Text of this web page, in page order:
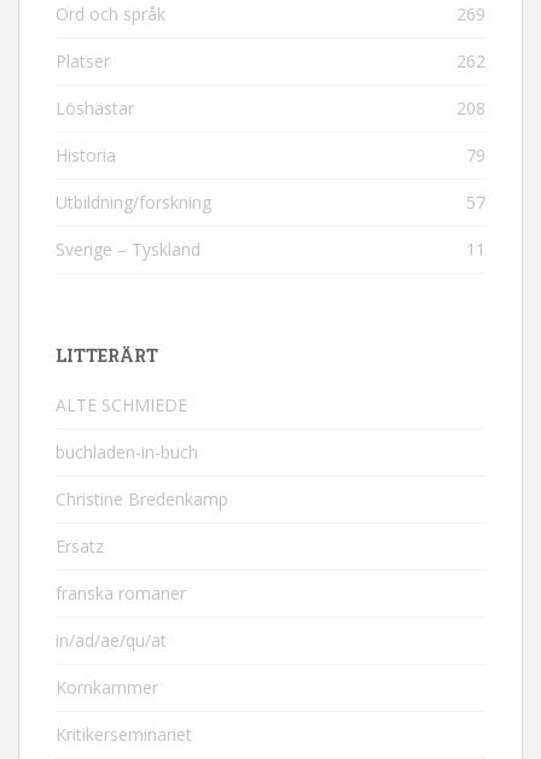
Ord och språk 269
Platser 262
Löshästar 208
Historia 79
Utbildning/forskning 57
Sverige – Tyskland 11
LITTERÄRT
ALTE SCHMIEDE
buchladen-in-buch
Christine Bredenkamp
Ersatz
franska romaner
in/ad/ae/qu/at
Kornkammer
Kritikerseminariet